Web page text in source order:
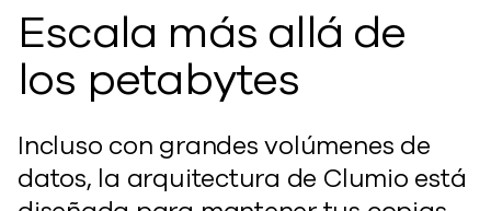
Escala más allá de
los petabytes
Incluso con grandes volúmenes de
datos, la arquitectura de Clumio está